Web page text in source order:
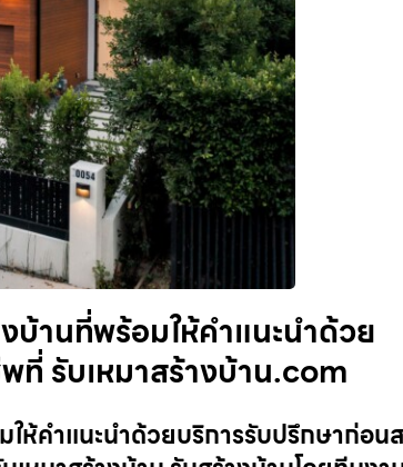
บ้านที่พร้อมให้คำแนะนำด้วย
ที่ รับเหมาสร้างบ้าน.com
ห้คำแนะนำด้วยบริการรับปรึกษาก่อน